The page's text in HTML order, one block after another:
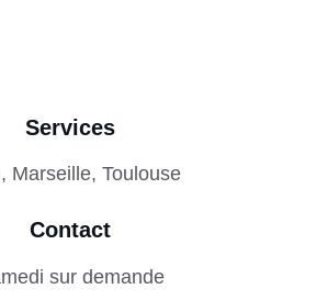
Services
Marseille, Toulouse
sur demande
Contact